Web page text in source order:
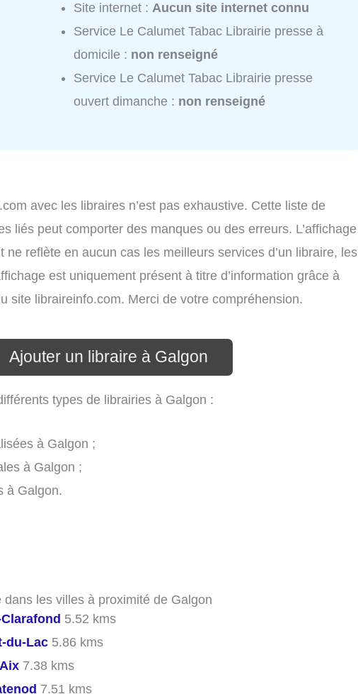
Site internet :Aucun site internet connu
Service Le Calumet Tabac Librairie presse à
domicile : non renseigné
Service Le Calumet Tabac Librairie presse
ouvert dimanche : non renseigné
avec les libraires n’est pas exhaustive. Cette liste de
liés peut comporter des manques ou des erreurs. L’affichage
ne reflète en aucun cas les meilleurs services d’un libraire, les
est uniquement présent à titre d’information grâce à
site libraireinfo.com. Merci de votre compréhension.
Ajouter un libraire à Galgon
types de librairies à Galgon :
à Galgon ;
à Galgon ;
à Galgon.
les villes à proximité de Galgon
5.52 kms
du-Lac 5.86 kms
7.38 kms
7.51 kms